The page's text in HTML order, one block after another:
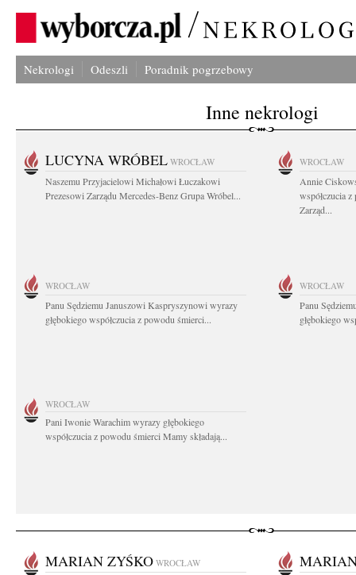
Nekrologi Odeszli Poradnik pogrzebowy
Inne nekrologi
LUCYNA WRÓBEL WROCŁAW
Naszemu Przyjacielowi Michałowi Łuczakowi
Prezesowi Zarządu Mercedes-Benz Grupa Wróbel...
WROCŁAW
Annie
współczucia
Zarząd...
WROCŁAW
Panu Sędziemu Januszowi Kaspryszynowi wyrazy
głębokiego współczucia z powodu śmierci...
WROCŁAW
Panu
głębokiego
WROCŁAW
Pani Iwonie Warachim wyrazy głębokiego
współczucia z powodu śmierci Mamy składają...
MARIAN ZYŚKO WROCŁAW